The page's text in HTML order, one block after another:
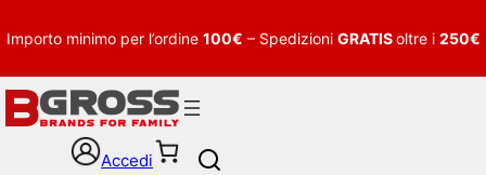
Importo minimo per l’ordine 100€ – Spedizioni GRATISoltre i 250€
Accedi